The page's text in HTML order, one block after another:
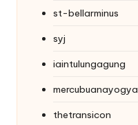
st-bellarminus
syj
iaintulungagung
mercubuanayogya
thetransicon